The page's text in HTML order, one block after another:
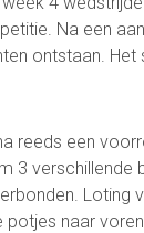
huren
Na een
ontstaan. Het
reeds een
3 verschillende
Loting
naar